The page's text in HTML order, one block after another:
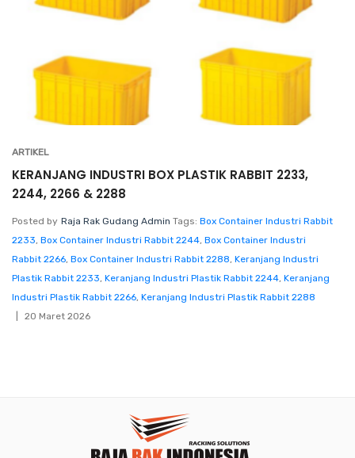
ARTIKEL
KERANJANG INDUSTRI BOX PLASTIK RABBIT 2233,
2244, 2266 & 2288
Posted by Raja Rak Gudang Admin Tags: Box Container Industri Rabbit
2233, Box Container Industri Rabbit 2244, Box Container Industri
Rabbit 2266, Box Container Industri Rabbit 2288, Keranjang Industri
Plastik Rabbit 2233, Keranjang Industri Plastik Rabbit 2244, Keranjang
Industri Plastik Rabbit 2266, Keranjang Industri Plastik Rabbit 2288
20 Maret 2026